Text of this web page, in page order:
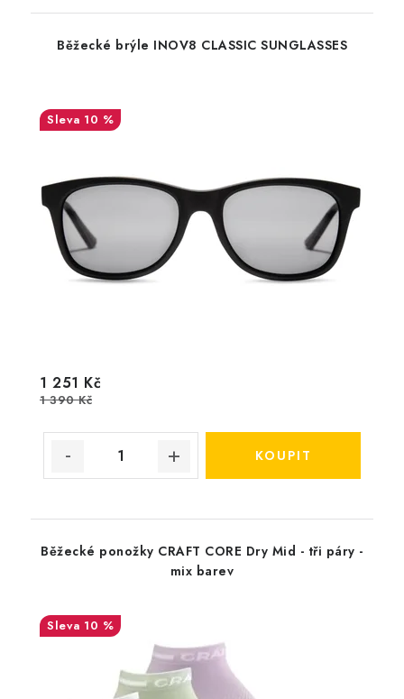
Běžecké brýle INOV8 CLASSIC SUNGLASSES
10 %
1 251 Kč
1 390 Kč
Běžecké ponožky CRAFT CORE Dry Mid - tři páry -
mix barev
10 %